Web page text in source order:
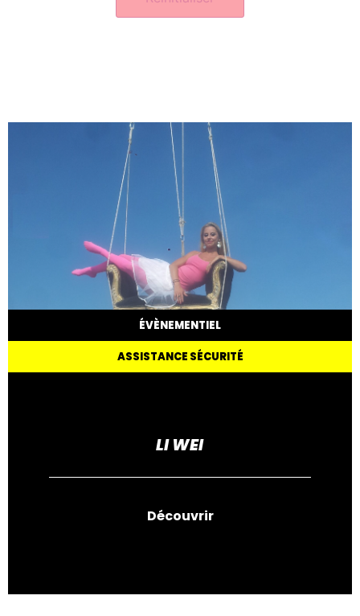
ÉVÈNEMENTIEL
ASSISTANCE SÉCURITÉ
LI WEI
Découvrir